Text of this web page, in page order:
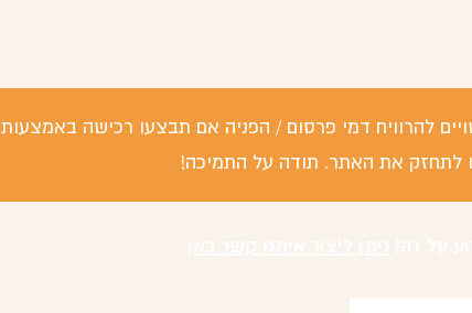
להרוויח דמי פרסום / הפניה אם תבצעו רכישה באמצעות
לתחזק את האתר. תודה על התמיכה!